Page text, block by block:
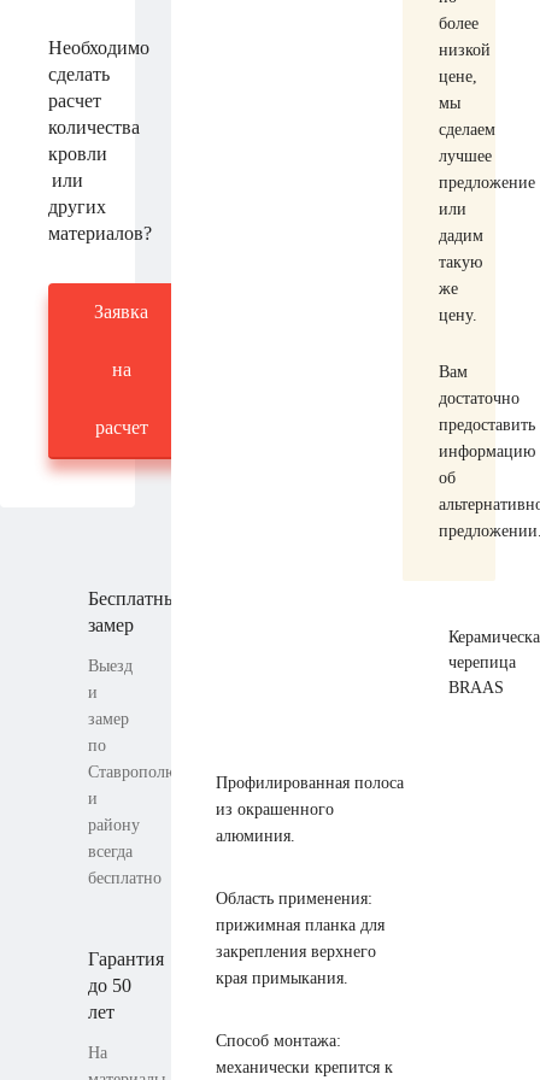
Необходимо
сделать
расчет
количества
кровли
или
других
материалов?
Заявка
на
расчет
Бесплатный
замер
Выезд
и
замер
по
Ставрополю
и
району
всегда
бесплатно
Гарантия
до 50
лет
На
более
низкой
цене,
мы
сделаем
лучшее
предложение
или
дадим
такую
же
цену.
Вам
достаточно
предоставить
информацию
об
черепица
BRAAS
Профилированная полоса
из окрашенного
алюминия.
Область применения:
прижимная планка для
закрепления верхнего
края примыкания.
Способ монтажа:
механически крепится к